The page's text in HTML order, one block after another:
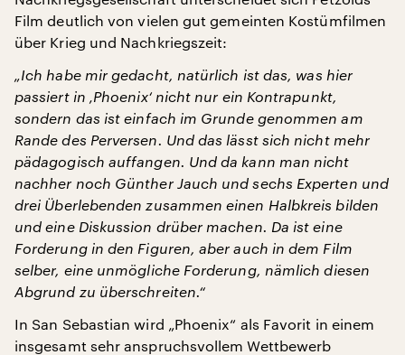
Film deutlich von vielen gut gemeinten Kostümfilmen
über Krieg und Nachkriegszeit:
„Ich habe mir gedacht, natürlich ist das, was hier
passiert in ‚Phoenix‘ nicht nur ein Kontrapunkt,
sondern das ist einfach im Grunde genommen am
Rande des Perversen. Und das lässt sich nicht mehr
pädagogisch auffangen. Und da kann man nicht
nachher noch Günther Jauch und sechs Experten und
drei Überlebenden zusammen einen Halbkreis bilden
und eine Diskussion drüber machen. Da ist eine
Forderung in den Figuren, aber auch in dem Film
selber, eine unmögliche Forderung, nämlich diesen
Abgrund zu überschreiten.“
In San Sebastian wird „Phoenix“ als Favorit in einem
insgesamt sehr anspruchsvollem Wettbewerb